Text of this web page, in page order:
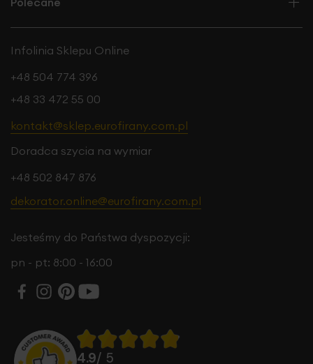
Infolinia Sklepu Online
+48 504 774 396
+48 33 472 55 00
kontakt@sklep.eurofirany.com.pl
Doradca szycia na wymiar
+48 502 847 876
dekorator.online@eurofirany.com.pl
Jesteśmy do Państwa dyspozycji:
pn - pt: 8:00 - 16:00
4.9/ 5